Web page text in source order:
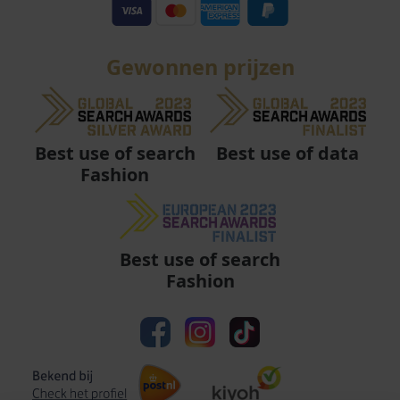
Gewonnen prijzen
Best use of search
Fashion
Best use of data
Best use of search
Fashion